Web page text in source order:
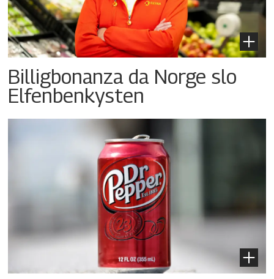
Billigbonanza da Norge slo
Elfenbenkysten